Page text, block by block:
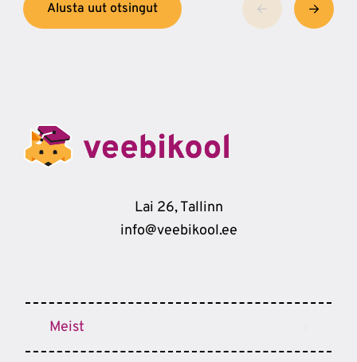
Alusta uut otsingut
Lai 26, Tallinn
info@veebikool.ee
Meist